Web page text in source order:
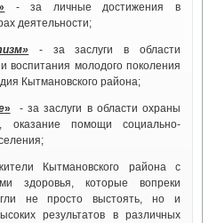
- за личные достижения в
деятельности;
- за заслуги в области
воспитания молодого поколения
Кытмановского района;
» - за заслуги в области охраны
оказание помощи социально-
Кытмановского района с
здоровья, которые вопреки
не просто выстоять, но и
результатов в различных